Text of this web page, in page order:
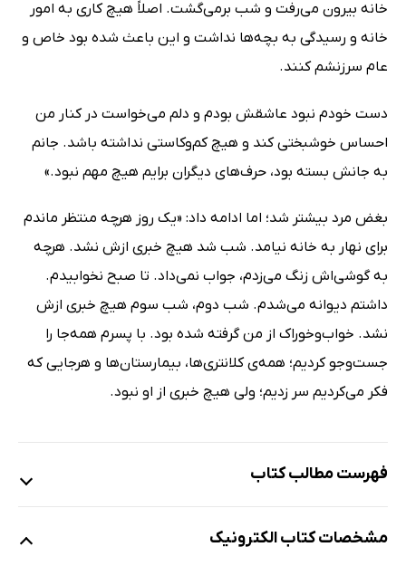
خانه بیرون می‌رفت و شب برمی‌گشت. اصلاً هیچ کاری به امور
خانه‌ و رسیدگی به بچه‌ها نداشت و این باعث شده بود خاص و
عام سرزنشم کنند.
دست خودم نبود عاشقش بودم و دلم می‌خواست در کنار من
احساس خوشبختی کند و هیچ کم‌وکاستی نداشته باشد. جانم
به جانش بسته بود، حرف‌های دیگران برایم هیچ مهم نبود.»
بغض مرد بیشتر شد؛ اما ادامه داد: «یک روز هرچه منتظر ماندم
برای نهار به خانه نیامد. شب شد هیچ خبری ازش نشد. هرچه
به گوشی‌اش زنگ می‌زدم، جواب نمی‌داد. تا صبح نخوابیدم.
داشتم دیوانه می‌شدم. شب دوم، شب سوم هیچ خبری ازش
نشد. خواب‌وخوراک از من گرفته شده بود. با پسرم همه‌جا را
جست‌وجو کردیم؛ همه‌ی کلانتری‌ها، بیمارستان‌ها و هرجایی که
فکر می‌کردیم سر زدیم؛ ولی هیچ خبری از او نبود.
فهرست مطالب کتاب
هرچه بگندد نمکش می‌زنند وای به روزی که بگندد نمک
مشخصات کتاب الکترونیک